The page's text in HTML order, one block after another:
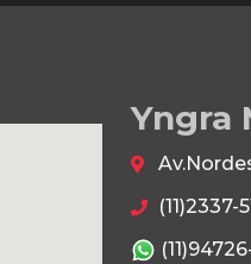
Yngra
(11)2337-